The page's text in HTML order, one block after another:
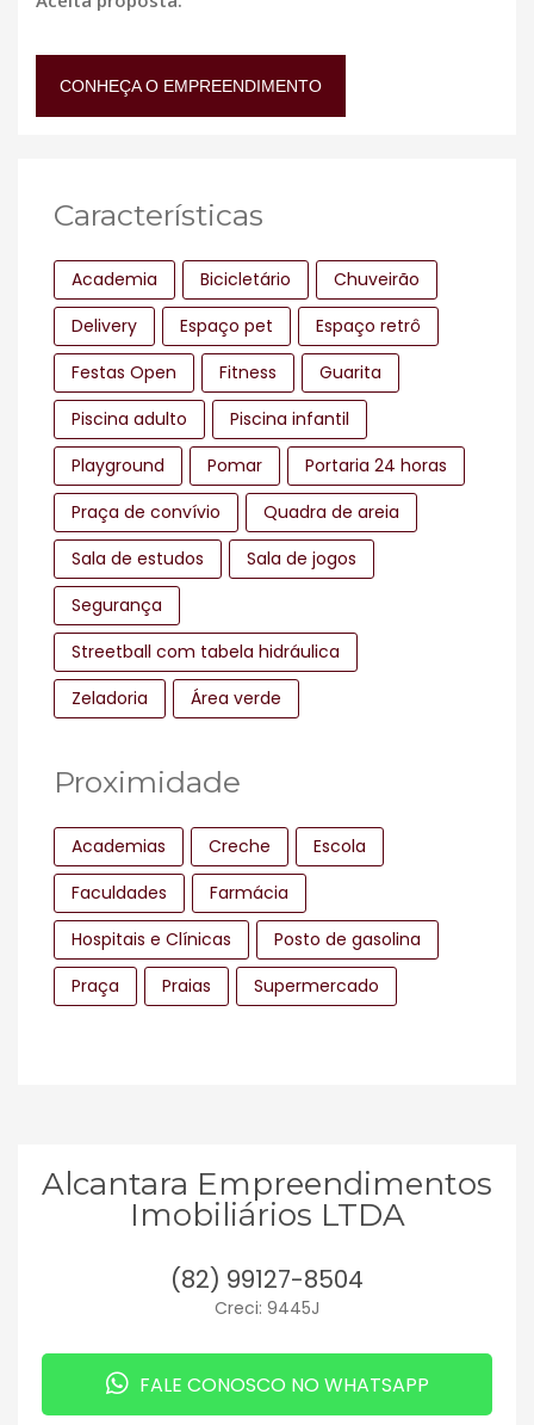
CONHEÇA O EMPREENDIMENTO
Características
Academia Bicicletário
Chuveirão
Delivery
Espaço pet
Espaço retrô
Festas Open
Fitness
Guarita
Piscina adulto
Piscina infantil
Playground
Pomar
Portaria 24 horas
Praça de convívio
Quadra de areia
Sala de estudos
Sala de jogos
Segurança
Streetball com tabela hidráulica
Zeladoria
Área verde
Proximidade
Academias Creche
Escola
Faculdades
Farmácia
Hospitais e Clínicas
Posto de gasolina
Praça
Praias Supermercado
Alcantara Empreendimentos
Imobiliários LTDA
(82) 99127-8504
Creci: 9445J
FALE CONOSCO NO WHATSAPP